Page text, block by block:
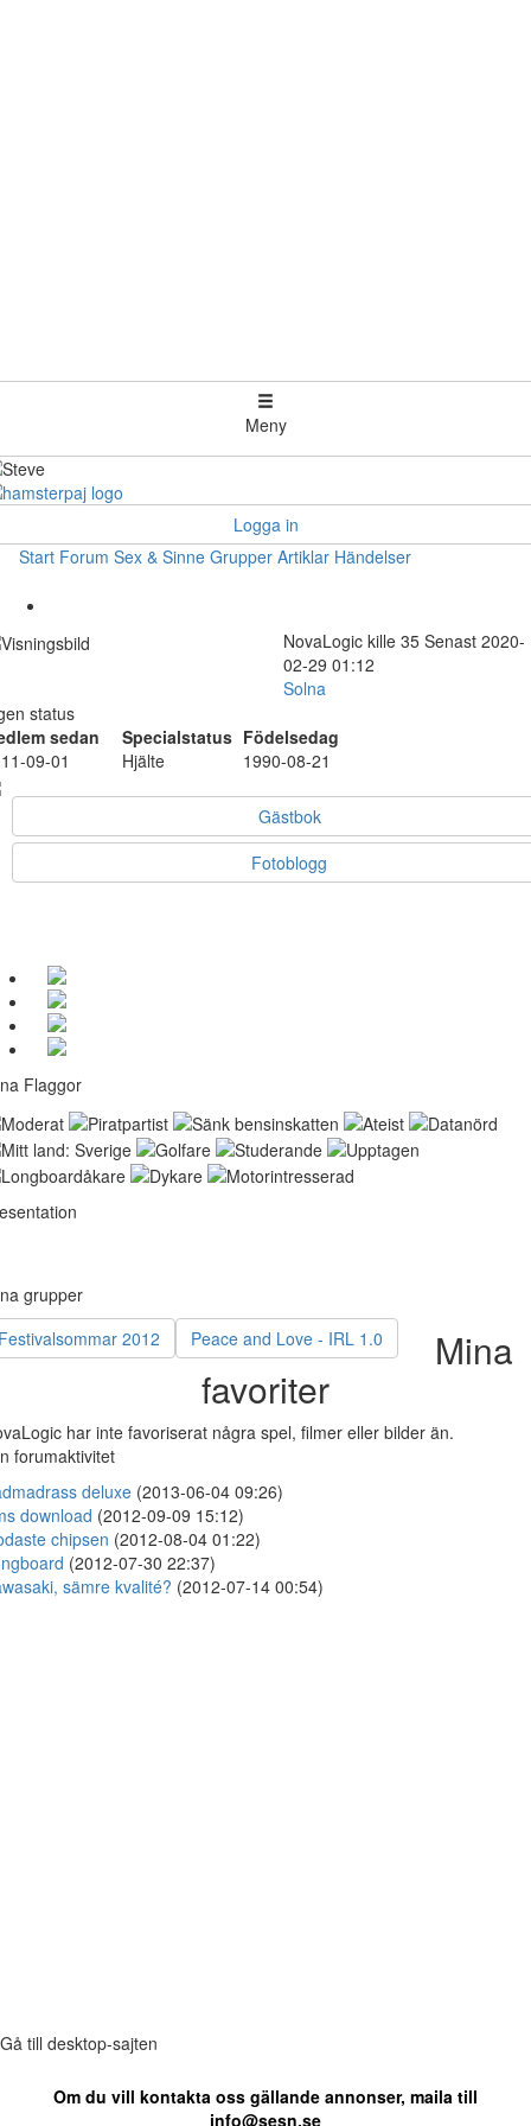
Meny
Logga in
Start Forum Sex & Sinne Grupper Artiklar Händelser
NovaLogic kille 35 Senast 2020-
02-29 01:12
Solna
status
sedan
Specialstatus Födelsedag
09-01
Hjälte 1990-08-21
Gästbok
Fotoblogg
Flaggor
grupper
2012
Peace and Love - IRL 1.0 Mina
favoriter
har inte favoriserat några spel, filmer eller bilder än.
forumaktivitet
deluxe (2013-06-04 09:26)
download (2012-09-09 15:12)
chipsen (2012-08-04 01:22)
(2012-07-30 22:37)
sämre kvalité? (2012-07-14 00:54)
Gå till desktop-sajten
Om du vill kontakta oss gällande annonser, maila till
info@sesn.se